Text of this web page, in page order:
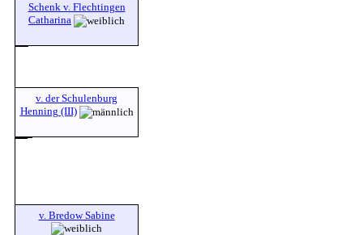
Schenk v. Flechtingen
Catharina
v. der Schulenburg
Henning (III)
v. Bredow Sabine